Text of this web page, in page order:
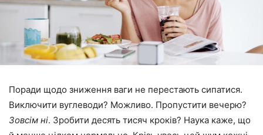
Поради щодо зниження ваги не перестають сипатися.
Виключити вуглеводи? Можливо. Пропустити вечерю?
Зовсім ні. Зробити десять тисяч кроків? Наука каже, що